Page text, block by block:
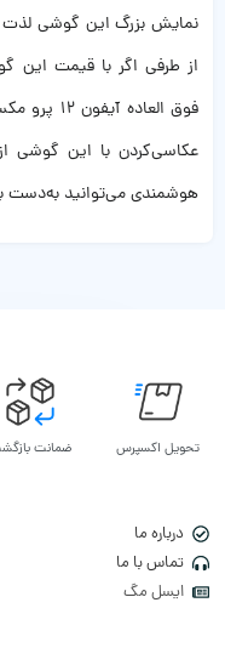
نمایش بزرگ این گوشی لذت
از طرفی اگر با قیمت این
فوق
عکاسی‌کردن با این گوشی
هوشمندی می‌توانید به‌دست
تحویل اکسپرس ضمانت
درباره ما
تماس با ما
ایسل مگ